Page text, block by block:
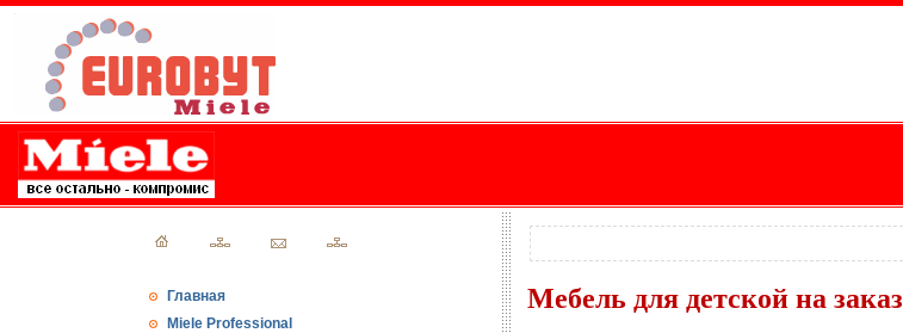
Главная
Miele Professional
Мебель для детской на заказ